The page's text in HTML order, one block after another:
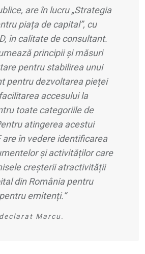
are în lucru „Strategia
piața de capital”, cu
în calitate de consultant.
principii și măsuri
pentru stabilirea unui
pentru dezvoltarea pieței
accesului la
toate categoriile de
atingerea acestui
are în vedere identificarea
și activităților care
creșterii atractivității
din România pentru
emitenți.”
Marcu.